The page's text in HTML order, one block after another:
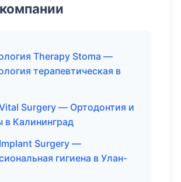
Therapy Stoma —
терапевтическая в
Surgery — Ортодонтия и
в Калининград
Surgery —
гигиена в Улан-